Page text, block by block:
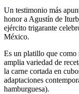
Un testimonio más
honor a Agustín de
ejército trigarante
México.
Es un platillo que como
amplia variedad de
la carne cortada en
adaptaciones
hamburguesa).